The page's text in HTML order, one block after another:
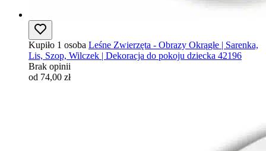
Kupiło 1 osoba Leśne Zwierzęta - Obrazy Okrągłe | Sarenka,
Lis, Szop, Wilczek | Dekoracja do pokoju dziecka 42196
Brak opinii
od 74,00 zł